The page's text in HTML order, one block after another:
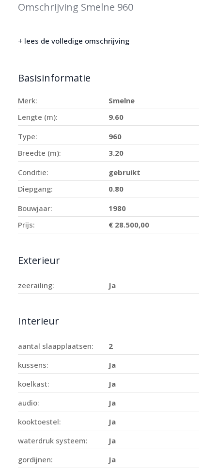
Omschrijving Smelne 960
+ lees de volledige omschrijving
Basisinformatie
Merk:
Smelne
Lengte (m):
9.60
Type:
960
Breedte (m):
3.20
Conditie:
gebruikt
Diepgang:
0.80
Bouwjaar:
1980
Prijs:
€ 28.500,00
Exterieur
zeerailing: Ja
Interieur
aantal slaapplaatsen:
2
kussens:
Ja
koelkast:
Ja
audio:
Ja
kooktoestel:
Ja
waterdruk systeem:
Ja
gordijnen:
Ja